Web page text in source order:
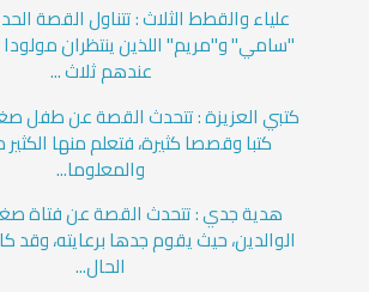
علياء والقطط الثلاث : تتناول القصة
"سامي" و"مريم" اللذين ينتظران مولودا
عندهم ثلاث ...
كتبي العزيزة : تتحدث القصة عن طفل
كتبا وقصصا كثيرة، فتعلم منها الكثير
والمعلوما...
هدية جدي : تتحدث القصة عن فتاة
الوالدين، حيث يقوم جدها برعايته، وقد
الحال...